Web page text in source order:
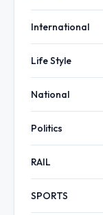
International
Life Style
National
Politics
RAIL
SPORTS